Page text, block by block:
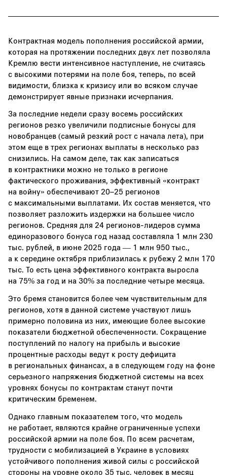
Контрактная модель пополнения российской армии,
которая на протяжении последних двух лет позволяла
Кремлю вести интенсивное наступление, не считаясь
с высокими потерями на поле боя, теперь, по всей
видимости, близка к кризису или во всяком случае
демонстрирует явные признаки исчерпания.
За последние недели сразу восемь российских
регионов резко увеличили подписные бонусы для
новобранцев (самый резкий рост с начала лета), при
этом еще в трех регионах выплаты в несколько раз
снизились. На самом деле, так как записаться
в контрактники можно не только в регионе
фактического проживания, эффективный «контракт
на войну» обеспечивают 20–25 регионов
с максимальными выплатами. Их состав меняется, что
позволяет разложить издержки на большее число
регионов. Средняя для 24 регионов-лидеров сумма
единоразового бонуса год назад составляла 1 млн 230
тыс. рублей, в июне 2025 года — 1 млн 950 тыс.,
а к середине октября приблизилась к рубежу 2 млн 170
тыс. То есть цена эффективного контракта выросла
на 75% за год и на 30% за последние четыре месяца.
Это бремя становится более чем чувствительным для
регионов, хотя в данной системе участвуют лишь
примерно половина из них, имеющие более высокие
показатели бюджетной обеспеченности. Сокращение
поступлений по налогу на прибыль и высокие
процентные расходы ведут к росту дефицита
в региональных финансах, а в следующем году на фоне
серьезного напряжения бюджетной системы на всех
уровнях бонусы по контрактам станут почти
критическим бременем.
Однако главным показателем того, что модель
не работает, являются крайне ограниченные успехи
российской армии на поле боя. По всем расчетам,
трудности с мобилизацией в Украине в условиях
устойчивого пополнения живой силы с российской
стороны на уровне около 35 тыс. человек в месяц